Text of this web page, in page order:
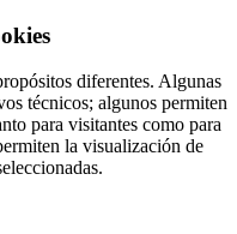
diferentes. Algunas
técnicos; algunos permiten
para visitantes como para
la visualización de